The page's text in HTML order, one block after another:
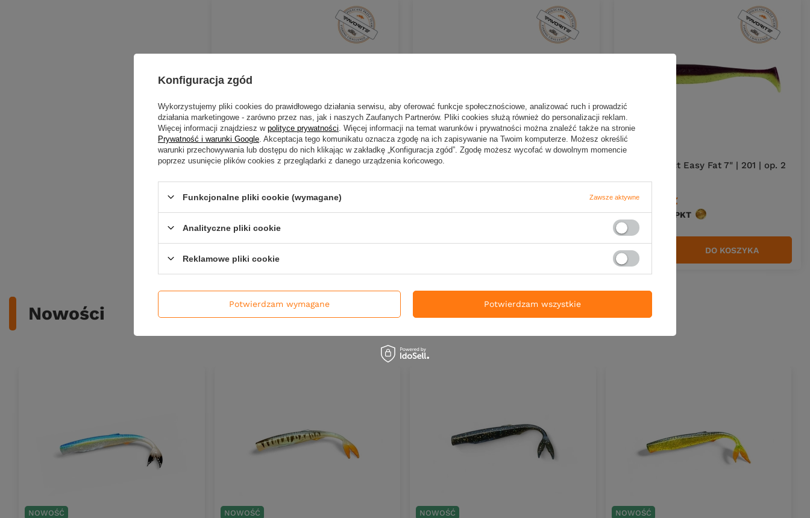
Guma Select Easy Fat 7" | 245 | op. 2
19,00 zł
Kup za: 627PKTpunktów
Ilość produktów
Guma Select Easy Fat 7" | 214 | op. 2
Kup za: 627PKTpunktów
Guma Select Easy Fat 7" | 201 | op. 2
19,00 zł
Kup za: 627 PKT punktów
Ilość produktów DO KOSZYKA
Nowości
NOWOŚĆ NOWOŚĆ NOWOŚĆ NOWOŚĆ
Konfiguracja zgód
Wykorzystujemy pliki cookies do prawidłowego działania serwisu, aby oferować funkcje społecznościowe, analizować ruch i prowadzić
działania marketingowe - zarówno przez nas, jak i naszych Zaufanych Partnerów. Pliki cookies służą również do personalizacji reklam.
Więcej informacji znajdziesz w polityce prywatności . Więcej informacji na temat warunków i prywatności można znaleźć także na stronie
Prywatność i warunki Google . Akceptacja tego komunikatu oznacza zgodę na ich zapisywanie na Twoim komputerze. Możesz określić
warunki przechowywania lub dostępu do nich klikając w zakładkę „Konfiguracja zgód”. Zgodę możesz wycofać w dowolnym momencie
poprzez usunięcie plików cookies z przeglądarki z danego urządzenia końcowego.
Funkcjonalne pliki cookie (wymagane) Zawsze aktywne
Analityczne pliki cookie
Reklamowe pliki cookie
Potwierdzam wymagane Potwierdzam wszystkie